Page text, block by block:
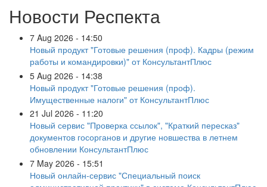
Новости Респекта
7 Aug 2026 - 14:50
Новый продукт "Готовые решения (проф). Кадры (режим
работы и командировки)" от КонсультантПлюс
5 Aug 2026 - 14:38
Новый продукт "Готовые решения (проф).
Имущественные налоги" от КонсультантПлюс
21 Jul 2026 - 11:20
Новый сервис "Проверка ссылок", "Краткий пересказ"
документов госорганов и другие новшества в летнем
обновлении КонсультантПлюс
7 May 2026 - 15:51
Новый онлайн-сервис "Специальный поиск